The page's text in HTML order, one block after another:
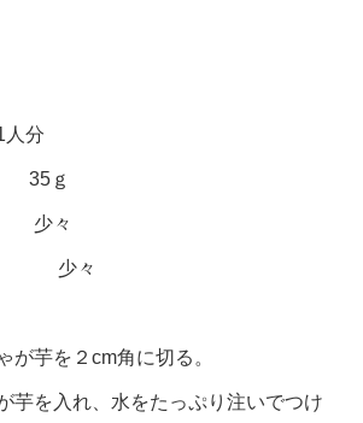
人分
35ｇ
々
々
芋を２cm角に切る。
芋を入れ、水をたっぷり注いでつけ